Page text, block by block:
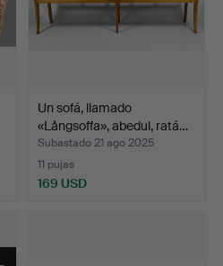
Un sofá, llamado
«Långsoffa», abedul, ratá…
Subastado 21 ago 2025
11 pujas
169 USD